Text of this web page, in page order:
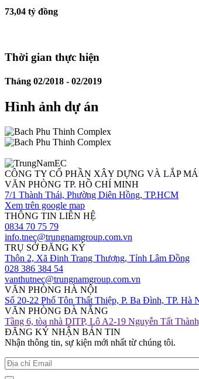
73,04 tỷ đồng
Thời gian thực hiện
Tháng 02/2018 - 02/2019
Hình ảnh dự án
CÔNG TY CỔ PHẦN XÂY DỰNG VÀ LẮP
VĂN PHÒNG TP. HỒ CHÍ MINH
7/1 Thành Thái, Phường Diên Hồng, TP.HCM
Xem trên google map
THÔNG TIN LIÊN HỆ
0834 70 75 79
info.tnec@trungnamgroup.com.vn
TRỤ SỞ ĐĂNG KÝ
Thôn 2, Xã Đinh Trang Thượng, Tỉnh Lâm Đồng
028 386 384 54
vanthutnec@trungnamgroup.com.vn
VĂN PHÒNG HÀ NỘI
Số 20-22 Phố Tôn Thất Thiệp, P. Ba Đình, TP. Hà
VĂN PHÒNG ĐÀ NẴNG
Tầng 6, tòa nhà DITP, Lô A2-19 Nguyễn Tất
ĐĂNG KÝ NHẬN BẢN TIN
Nhận thông tin, sự kiện mới nhất từ chúng tôi.